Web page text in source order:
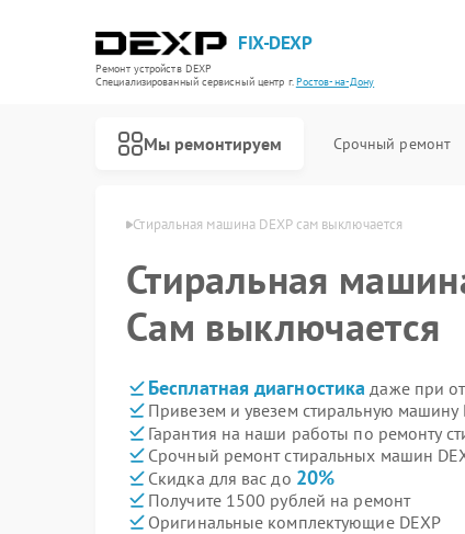
FIX-DEXP
Ремонт устройств DEXP
Специализированный cервисный центр г.Ростов-на-Дону
Мы ремонтируем Срочный ремонт
в Ростове-на-Дону Стиральная машина DEXP сам выключается
Стиральная
Сам выключается
Бесплатная диагностика даже при
Привезем и увезем стиральную машину
Гарантия на наши работы по ремонту
Срочный ремонт стиральных машин
Скидка для вас до 20%
Получите 1500 рублей на ремонт
Оригинальные комплектующие DEXP